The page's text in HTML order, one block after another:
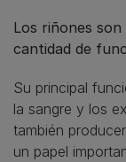
Los riñones
cantidad de
Su principal
la sangre y los
también
un papel